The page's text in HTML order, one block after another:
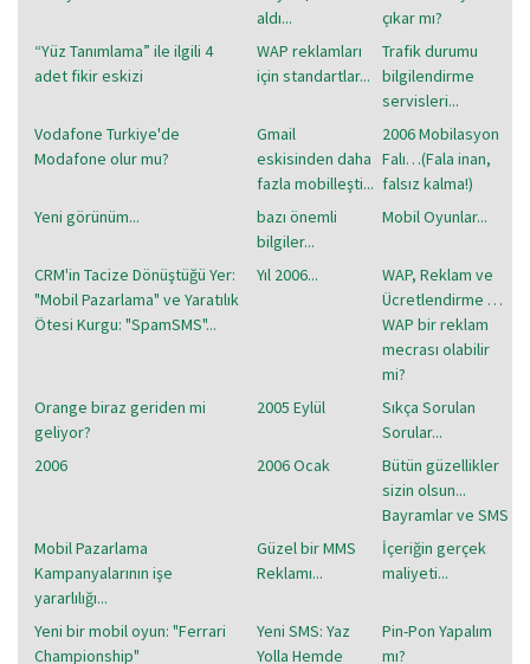
aldı...
çıkar mı?
“Yüz Tanımlama” ile ilgili 4
adet fikir eskizi
WAP reklamları
için standartlar...
Trafik durumu
bilgilendirme
servisleri...
Vodafone Turkiye'de
Modafone olur mu?
Gmail
eskisinden daha
fazla mobilleşti...
2006 Mobilasyon
Falı…(Fala inan,
falsız kalma!)
Yeni görünüm...
bazı önemli
bilgiler...
Mobil Oyunlar...
CRM'in Tacize Dönüştüğü Yer:
"Mobil Pazarlama" ve Yaratılık
Ötesi Kurgu: "SpamSMS"...
Yıl 2006...
WAP, Reklam ve
Ücretlendirme …
WAP bir reklam
mecrası olabilir
mi?
Orange biraz geriden mi
geliyor?
2005 Eylül
Sıkça Sorulan
Sorular...
2006
2006 Ocak
Bütün güzellikler
sizin olsun...
Bayramlar ve SMS
Mobil Pazarlama
Kampanyalarının işe
yararlılığı...
Güzel bir MMS
Reklamı...
İçeriğin gerçek
maliyeti...
Yeni bir mobil oyun: "Ferrari
Championship"
Yeni SMS: Yaz
Yolla Hemde
Pin-Pon Yapalım
mı?